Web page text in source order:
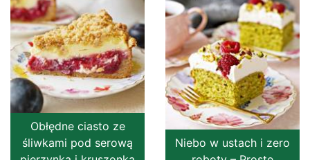
Obłędne ciasto ze
śliwkami pod serową
Niebo w ustach i zero